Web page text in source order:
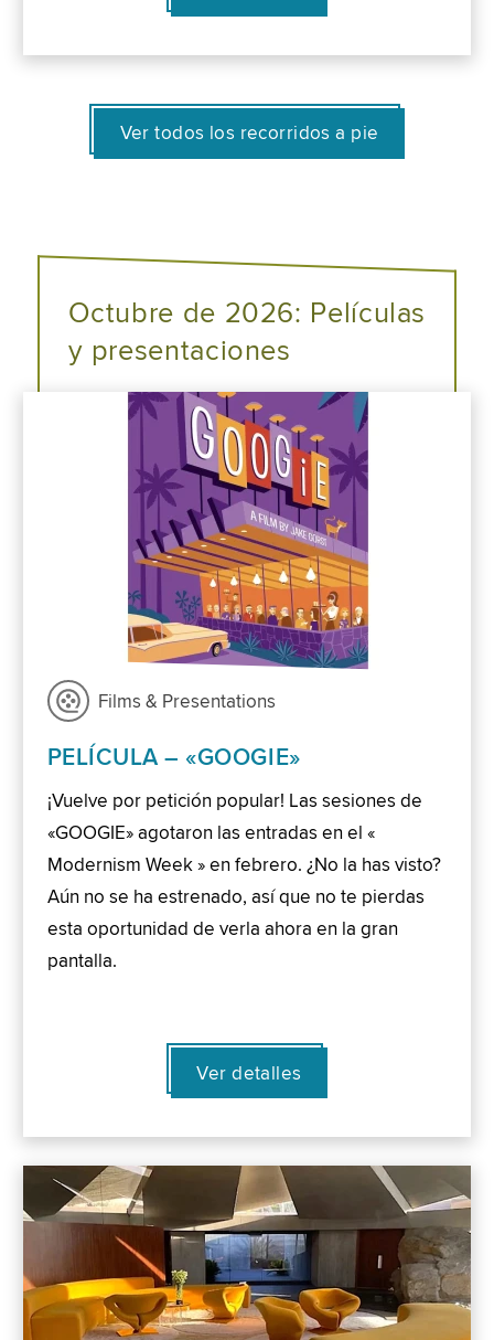
Ver todos los recorridos a pie
Octubre de 2026: Películas
y presentaciones
Films & Presentations
PELÍCULA – «GOOGIE»
¡Vuelve por petición popular! Las sesiones de
«GOOGIE» agotaron las entradas en el «
Modernism Week » en febrero. ¿No la has visto?
Aún no se ha estrenado, así que no te pierdas
esta oportunidad de verla ahora en la gran
pantalla.
Ver detalles